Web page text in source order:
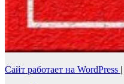
Сайт работает на WordPress |